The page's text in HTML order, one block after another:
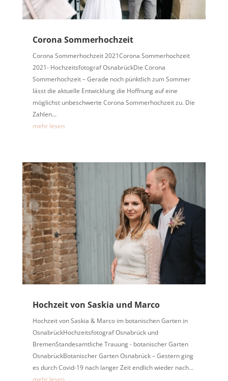
Corona Sommerhochzeit
Corona Sommerhochzeit 2021Corona Sommerhochzeit
2021- Hochzeitsfotograf OsnabrückDie Corona
Sommerhochzeit – Gerade noch pünktlich zum Sommer
lässt die aktuelle Entwicklung die Hoffnung auf eine
möglichst unbeschwerte Corona Sommerhochzeit zu. Die
Zahlen...
mehr lesen
Hochzeit von Saskia und Marco
Hochzeit von Saskia & Marco im botanischen Garten in
OsnabrückHochzeitsfotograf Osnabrück und
BremenStandesamtliche Trauung - botanischer Garten
OsnabrückBotanischer Garten Osnabrück – Gestern ging
es durch Covid-19 nach langer Zeit endlich wieder nach...
mehr lesen